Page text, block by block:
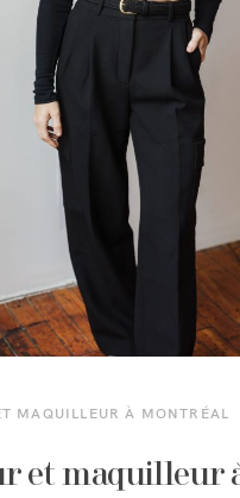
MAQUILLEUR À MONTRÉAL
et maquilleur